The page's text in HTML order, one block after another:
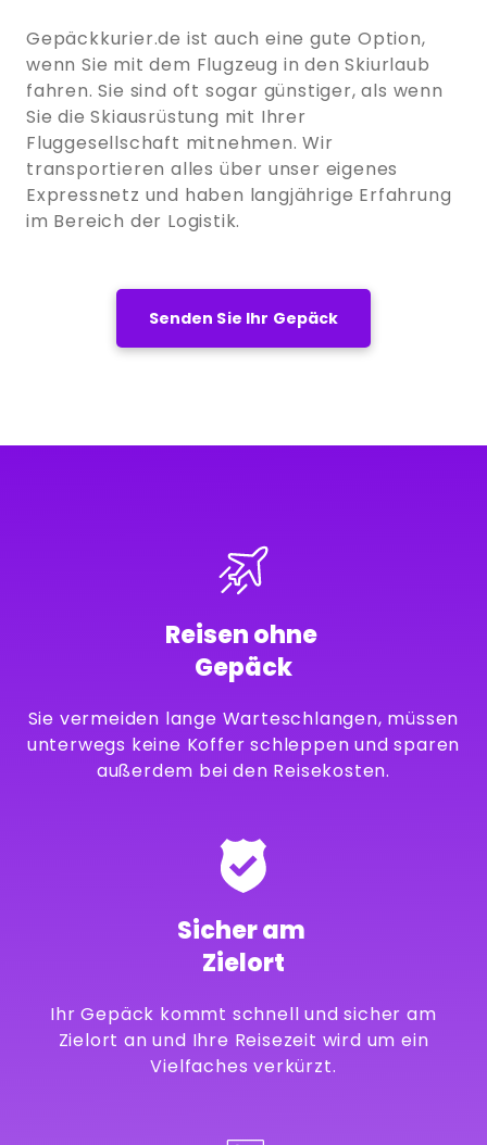
Gepäckkurier.de ist auch eine gute Option,
wenn Sie mit dem Flugzeug in den Skiurlaub
fahren. Sie sind oft sogar günstiger, als wenn
Sie die Skiausrüstung mit Ihrer
Fluggesellschaft mitnehmen. Wir
transportieren alles über unser eigenes
Expressnetz und haben langjährige Erfahrung
im Bereich der Logistik.
Senden Sie Ihr Gepäck
Reisen ohne
Gepäck
Sie vermeiden lange Warteschlangen, müssen
unterwegs keine Koffer schleppen und sparen
außerdem bei den Reisekosten.
Sicher am
Zielort
Ihr Gepäck kommt schnell und sicher am
Zielort an und Ihre Reisezeit wird um ein
Vielfaches verkürzt.